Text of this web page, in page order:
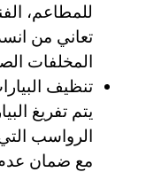
للمطاعم،
تعاني من
المخلفات
تنظيف
يتم تفريغ
الرواسب
مع ضمان